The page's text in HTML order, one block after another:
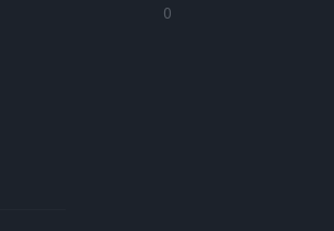
0